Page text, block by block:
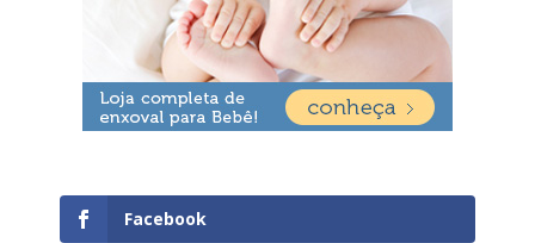
Facebook